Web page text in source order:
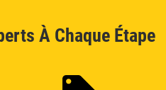
À Chaque Étape